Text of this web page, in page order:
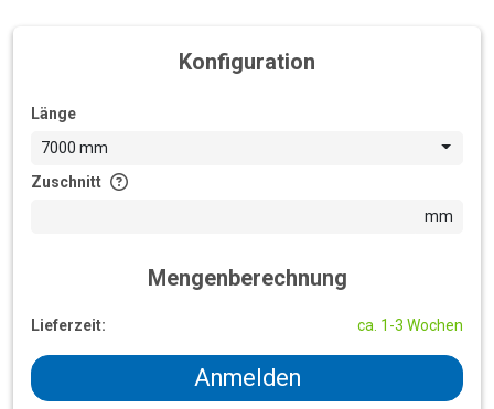
Konfiguration
Länge
7000 mm
Zuschnitt
mm
Mengenberechnung
Lieferzeit: ca. 1-3 Wochen
Anmelden